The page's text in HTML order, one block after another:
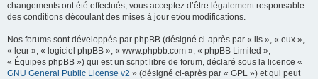
changements ont été effectués, vous acceptez d’être légalement responsable
des conditions découlant des mises à jour et/ou modifications.
Nos forums sont développés par phpBB (désigné ci-après par « ils », « eux »,
« leur », « logiciel phpBB », « www.phpbb.com », « phpBB Limited »,
« Équipes phpBB ») qui est un script libre de forum, déclaré sous la licence «
GNU General Public License v2 » (désigné ci-après par « GPL ») et qui peut